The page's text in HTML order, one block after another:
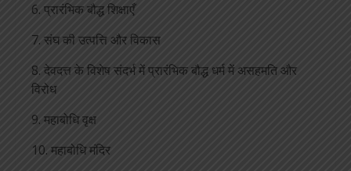
6. प्रारंभिक बौद्ध शिक्षाएँ
7. संघ की उत्पत्ति और विकास
8. देवदत्त के विशेष संदर्भ में प्रारंभिक बौद्ध धर्म में असहमति और
विरोध
9. महाबोधि वृक्ष
10. महाबोधि मंदिर